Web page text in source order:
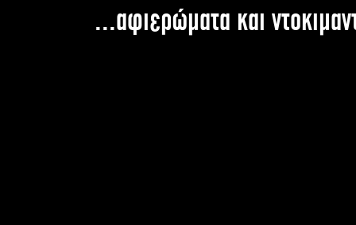
...αφιερώματα και